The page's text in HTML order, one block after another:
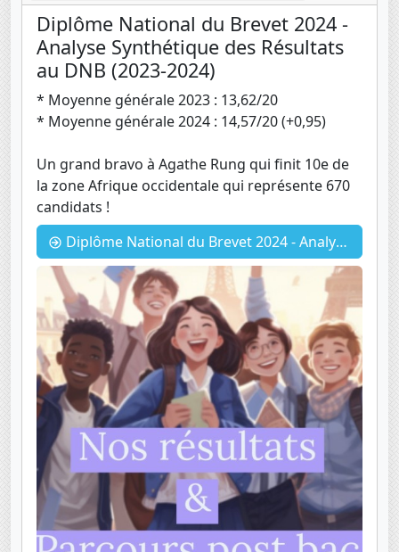
Diplôme National du Brevet 2024 -
Analyse Synthétique des Résultats
au DNB (2023-2024)
* Moyenne générale 2023 : 13,62/20
* Moyenne générale 2024 : 14,57/20 (+0,95)
Un grand bravo à Agathe Rung qui finit 10e de
la zone Afrique occidentale qui représente 670
candidats !
Diplôme National du Brevet 2024 - Analyse Synthétique des Résultats au DNB (2023-2024)